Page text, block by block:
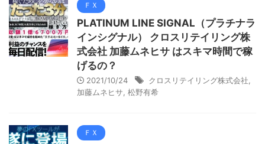
ＦＸ
PLATINUM LINE SIGNAL（プラチナラ
インシグナル） クロスリテイリング株
式会社 加藤ムネヒサ はスキマ時間で稼
げるの？
2021/10/24 クロスリテイリング株式会社
加藤ムネヒサ 松野有希
ＦＸ